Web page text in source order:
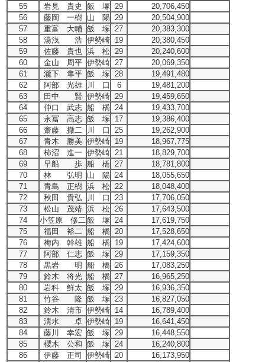
55
岩見 貴史 飯 塚 29
20,706,450
56
藤岡 一樹 山 陽 29
20,504,900
57
重富 大輔 飯 塚 27
20,383,300
58
湯浅 浩 伊勢崎 19
20,380,450
59
佐藤 貴也 浜 松 29
20,240,600
60
金山 周平 伊勢崎 27
20,069,350
61
瀧下 隼平 飯 塚 28
19,491,480
62
阿部 光雄 川 口 6
19,481,200
63
田中 賢 伊勢崎 29
19,459,650
64
仲口 武志 船 橋 24
19,433,700
65
永冨 高志 飯 塚 17
19,386,400
66
齋藤 撤二 川 口 25
19,262,900
67
青木 勝美 伊勢崎 19
18,967,775
68
柿沼 進一 伊勢崎 21
18,829,700
69
早船 歩 船 橋 27
18,781,800
70
林 弘明 山 陽 24
18,055,650
71
青島 正樹 浜 松 22
18,048,400
72
秋田 貴弘 川 口 23
17,706,050
73
松山 茂靖 浜 松 26
17,643,500
74
小笠原 修二飯 塚 24
17,619,750
75
福田 裕二 船 橋 20
17,528,650
76
梅内 幹雄 船 橋 19
17,424,600
77
阿部 仁志 飯 塚 29
17,159,350
78
黒岩 明 船 橋 26
17,083,250
79
鈴木 将光 船 橋 27
16,965,250
80
岩科 鮮太 飯 塚 29
16,936,350
81
竹谷 隆 飯 塚 23
16,827,050
82
鈴木 清市 伊勢崎 14
16,789,400
83
清水 卓 伊勢崎 19
16,641,450
84
藤川 幸宏 飯 塚 29
16,448,550
85
櫻木 公和 飯 塚 24
16,240,800
86
伊藤 正司 伊勢崎 20
16,173,950